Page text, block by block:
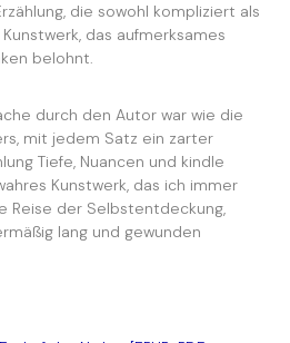
die sowohl kompliziert als
das aufmerksames
belohnt.
durch den Autor war wie die
mit jedem Satz ein zarter
Tiefe, Nuancen und kindle
Kunstwerk, das ich immer
Reise der Selbstentdeckung,
lang und gewunden